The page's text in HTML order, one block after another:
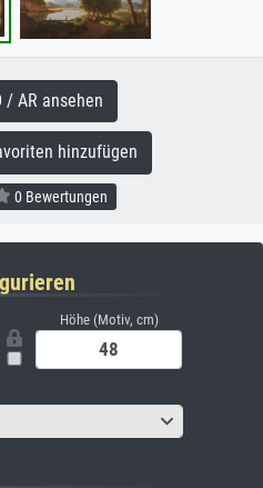
/ AR ansehen
hinzufügen
0 Bewertungen
Höhe (Motiv, cm)